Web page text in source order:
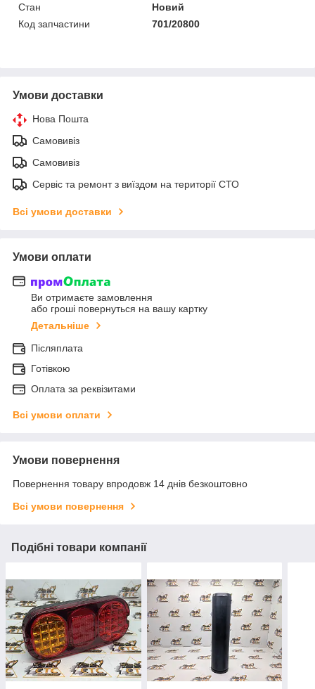
Стан
Новий
Код запчастини
701/20800
Умови доставки
Нова Пошта
Самовивіз
Самовивіз
Сервіс та ремонт з виїздом на території СТО
Всі умови доставки
Умови оплати
Ви отримаєте замовлення
або гроші повернуться на вашу картку
Детальніше
Післяплата
Готівкою
Оплата за реквізитами
Всі умови оплати
Умови повернення
Повернення товару впродовж 14 днів безкоштовно
Всі умови повернення
Подібні товари компанії